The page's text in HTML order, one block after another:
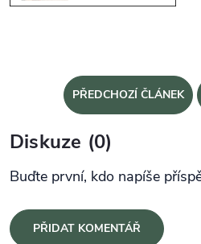
PŘEDCHOZÍ ČLÁNEK
Diskuze (0)
Buďte první, kdo napíše
PŘIDAT KOMENTÁŘ